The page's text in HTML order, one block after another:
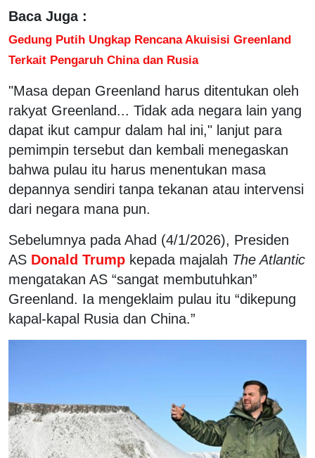
Baca Juga :
Gedung Putih Ungkap Rencana Akuisisi Greenland
Terkait Pengaruh China dan Rusia
"Masa depan Greenland harus ditentukan oleh
rakyat Greenland... Tidak ada negara lain yang
dapat ikut campur dalam hal ini," lanjut para
pemimpin tersebut dan kembali menegaskan
bahwa pulau itu harus menentukan masa
depannya sendiri tanpa tekanan atau intervensi
dari negara mana pun.
Sebelumnya pada Ahad (4/1/2026), Presiden
AS Donald Trump kepada majalah The Atlantic
mengatakan AS “sangat membutuhkan”
Greenland. Ia mengeklaim pulau itu “dikepung
kapal-kapal Rusia dan China.”